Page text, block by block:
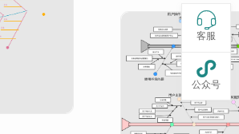

客服

公众号